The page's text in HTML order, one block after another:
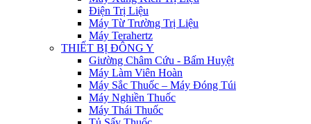
Điện Trị Liệu
Máy Từ Trường Trị Liệu
Máy Terahertz
THIẾT BỊ ĐÔNG Y
Giường Châm Cứu - Bấm Huyệt
Máy Làm Viên Hoàn
Máy Sắc Thuốc – Máy Đóng Túi
Máy Nghiền Thuốc
Máy Thái Thuốc